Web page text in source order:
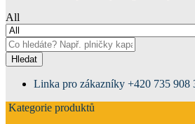
All
Hledat
Linka pro zákazníky +420 735 908
Kategorie produktů